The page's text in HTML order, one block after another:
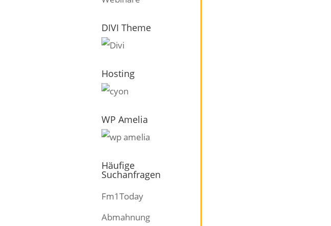
DIVI Theme
Hosting
WP Amelia
Häufige
Suchanfragen
Fm1Today
Abmahnung